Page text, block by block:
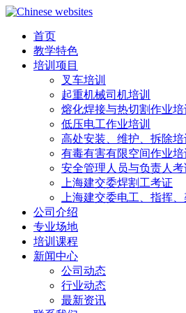
首页
教学特色
培训项目
叉车培训
起重机械司机培训
熔化焊接与热切割作业培
低压电工作业培训
高处安装、维护、拆除培
有毒有害有限空间作业培
安全管理人员与负责人考
上海建交委焊割工考证
上海建交委电工、指挥
公司介绍
专业场地
培训课程
新闻中心
公司动态
行业动态
最新资讯